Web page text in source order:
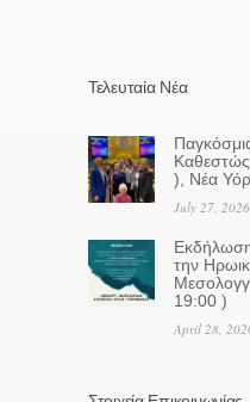
Τελευταία Νέα
), Νέα
July 27, 2026
την
19:00 )
April 28,